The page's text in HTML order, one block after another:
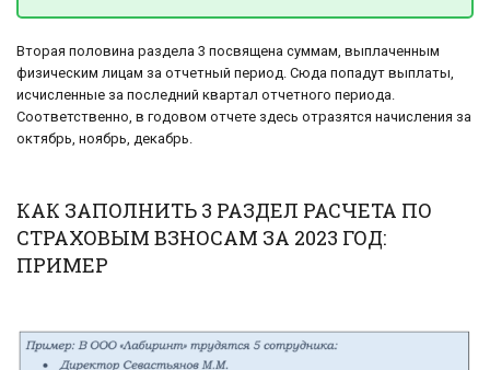
Вторая половина раздела 3 посвящена суммам, выплаченным
физическим лицам за отчетный период. Сюда попадут выплаты,
исчисленные за последний квартал отчетного периода.
Соответственно, в годовом отчете здесь отразятся начисления за
октябрь, ноябрь, декабрь.
КАК ЗАПОЛНИТЬ 3 РАЗДЕЛ РАСЧЕТА ПО
СТРАХОВЫМ ВЗНОСАМ ЗА 2023 ГОД:
ПРИМЕР